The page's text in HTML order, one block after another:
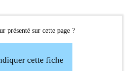
présenté sur cette page ?
cette fiche